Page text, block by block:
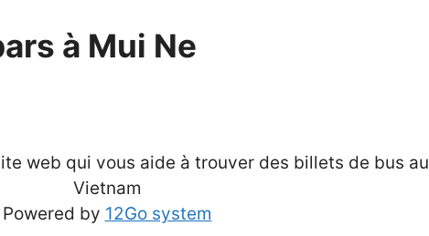
à Mui Ne
web qui vous aide à trouver des billets de bus au
Vietnam
Powered by 12Go system